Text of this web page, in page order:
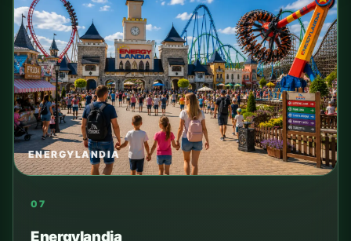
DISTANZA DAL CAMPING
in base al percorso
TRASPORTO
tram, auto o tour
TEMPO SUL POSTO
PER CHI